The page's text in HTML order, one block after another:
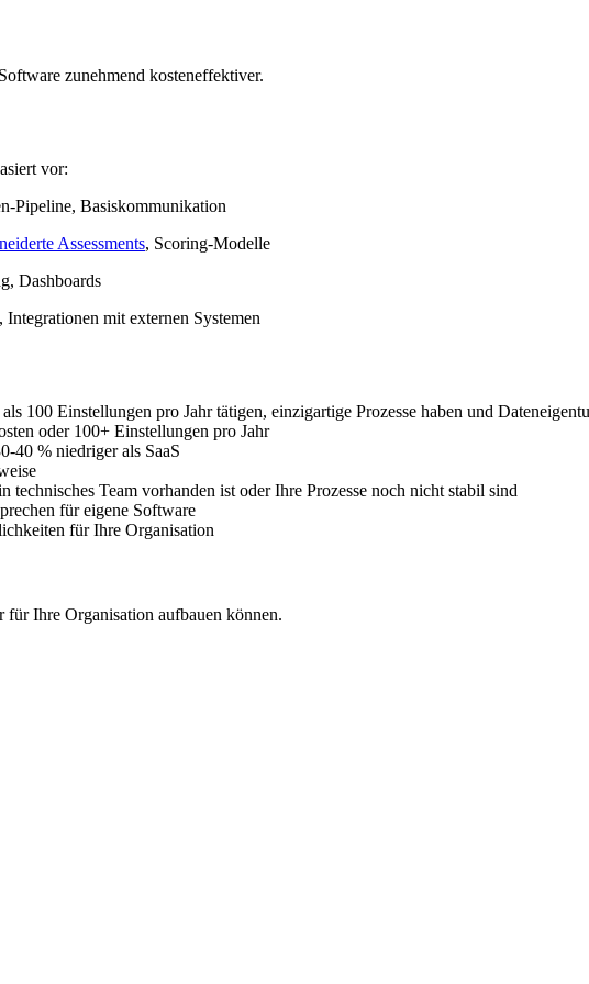
zunehmend kosteneffektiver.
vor:
Pipeline, Basiskommunikation
Assessments, Scoring-Modelle
Dashboards
mit externen Systemen
100 Einstellungen pro Jahr tätigen, einzigartige Prozesse haben und
oder 100+ Einstellungen pro Jahr
40 % niedriger als SaaS
Team vorhanden ist oder Ihre Prozesse noch nicht stabil sind
für eigene Software
für Ihre Organisation
für Ihre Organisation aufbauen können.